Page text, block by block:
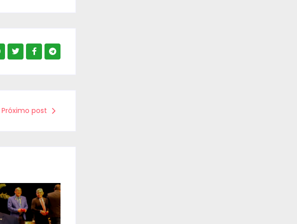
Próximo post